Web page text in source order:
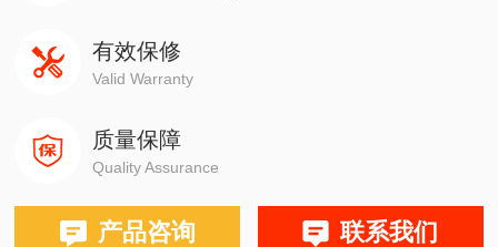
有效保修
Valid Warranty
质量保障
Quality Assurance
产品咨询 联系我们